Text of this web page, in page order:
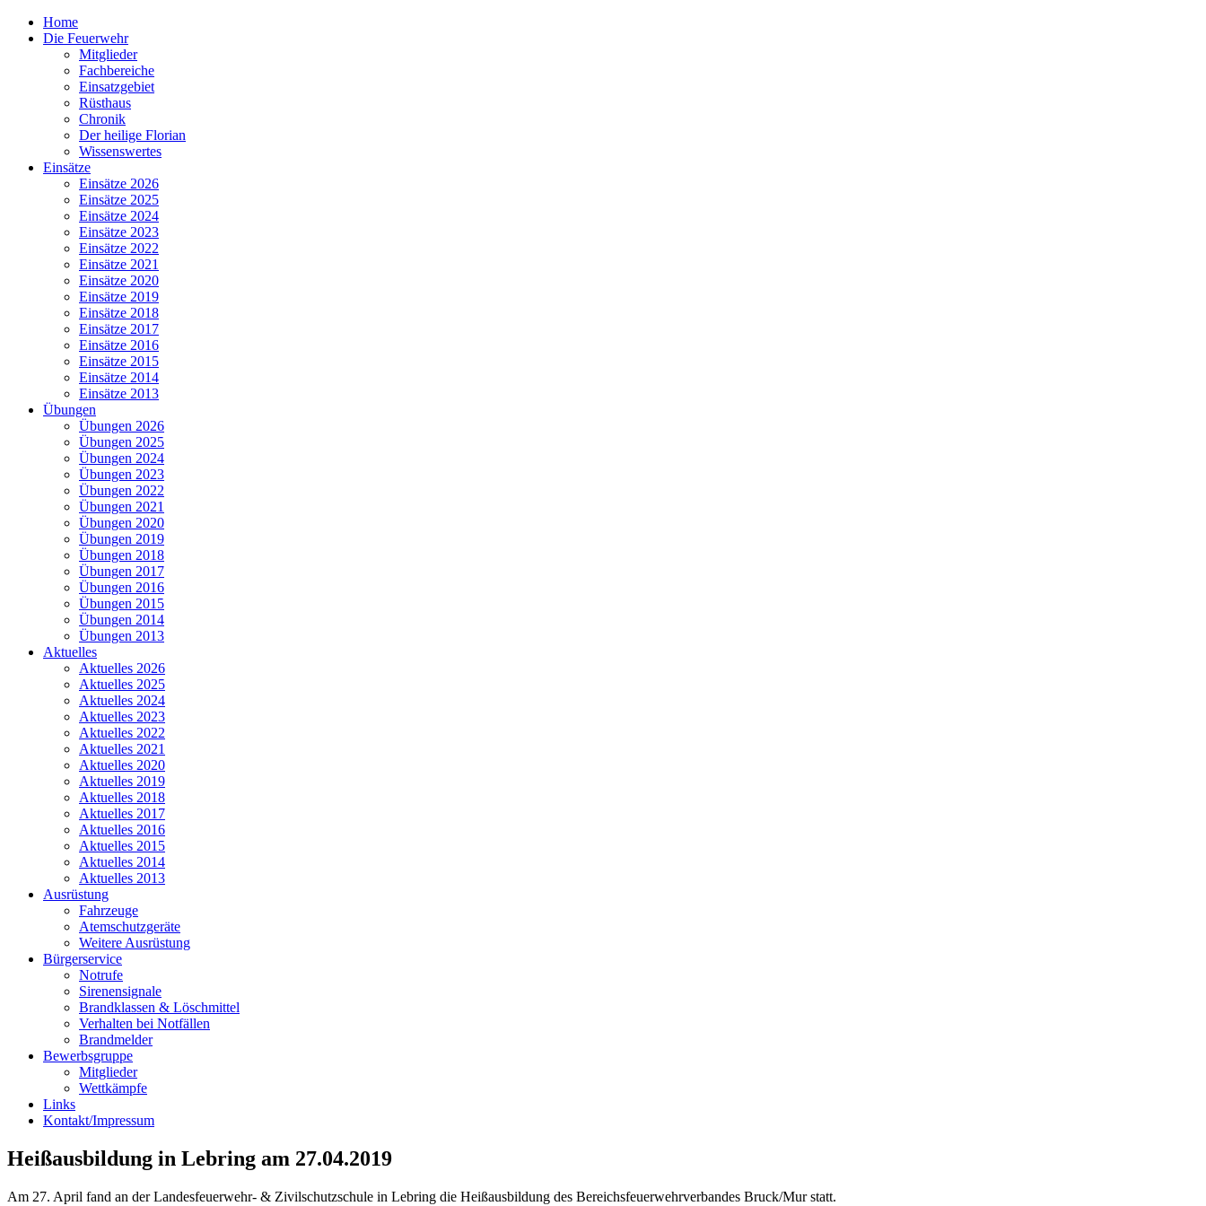
Home
Die Feuerwehr
Mitglieder
Fachbereiche
Einsatzgebiet
Rüsthaus
Chronik
Der heilige Florian
Wissenswertes
Einsätze
Einsätze 2026
Einsätze 2025
Einsätze 2024
Einsätze 2023
Einsätze 2022
Einsätze 2021
Einsätze 2020
Einsätze 2019
Einsätze 2018
Einsätze 2017
Einsätze 2016
Einsätze 2015
Einsätze 2014
Einsätze 2013
Übungen
Übungen 2026
Übungen 2025
Übungen 2024
Übungen 2023
Übungen 2022
Übungen 2021
Übungen 2020
Übungen 2019
Übungen 2018
Übungen 2017
Übungen 2016
Übungen 2015
Übungen 2014
Übungen 2013
Aktuelles
Aktuelles 2026
Aktuelles 2025
Aktuelles 2024
Aktuelles 2023
Aktuelles 2022
Aktuelles 2021
Aktuelles 2020
Aktuelles 2019
Aktuelles 2018
Aktuelles 2017
Aktuelles 2016
Aktuelles 2015
Aktuelles 2014
Aktuelles 2013
Ausrüstung
Fahrzeuge
Atemschutzgeräte
Weitere Ausrüstung
Bürgerservice
Notrufe
Sirenensignale
Brandklassen & Löschmittel
Verhalten bei Notfällen
Brandmelder
Bewerbsgruppe
Mitglieder
Wettkämpfe
Links
Kontakt/Impressum
Heißausbildung in Lebring am 27.04.2019
Am 27. April fand an der Landesfeuerwehr- & Zivilschutzschule in Lebring die Heißausbildung des Bereichsfeuerwehrverbandes Bruck/Mur statt.